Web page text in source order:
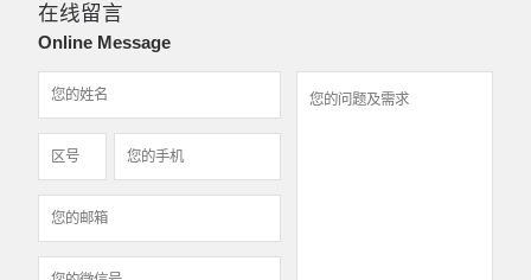
在线留言
Online Message